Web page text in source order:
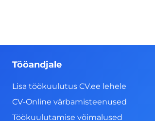
Tööandjale
Lisa töökuulutus CV.ee lehele
CV-Online värbamisteenused
Töökuulutamise võimalused